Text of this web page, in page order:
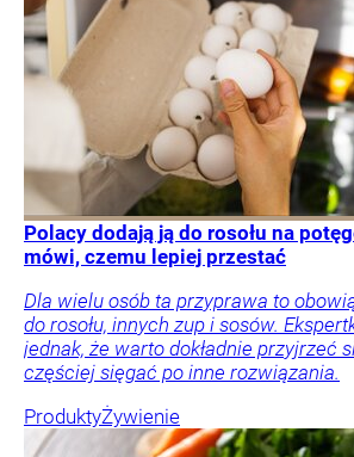
Polacy dodają ją do rosołu na
mówi, czemu lepiej przestać
Dla wielu osób ta przyprawa to
do rosołu, innych zup i sosów.
jednak, że warto dokładnie przyjrzeć
częściej sięgać po inne rozwiązania.
ProduktyŻywienie